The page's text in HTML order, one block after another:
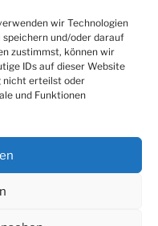
wir Technologien
und/oder darauf
zustimmst, können wir
IDs auf dieser Website
nicht erteilst oder
und Funktionen